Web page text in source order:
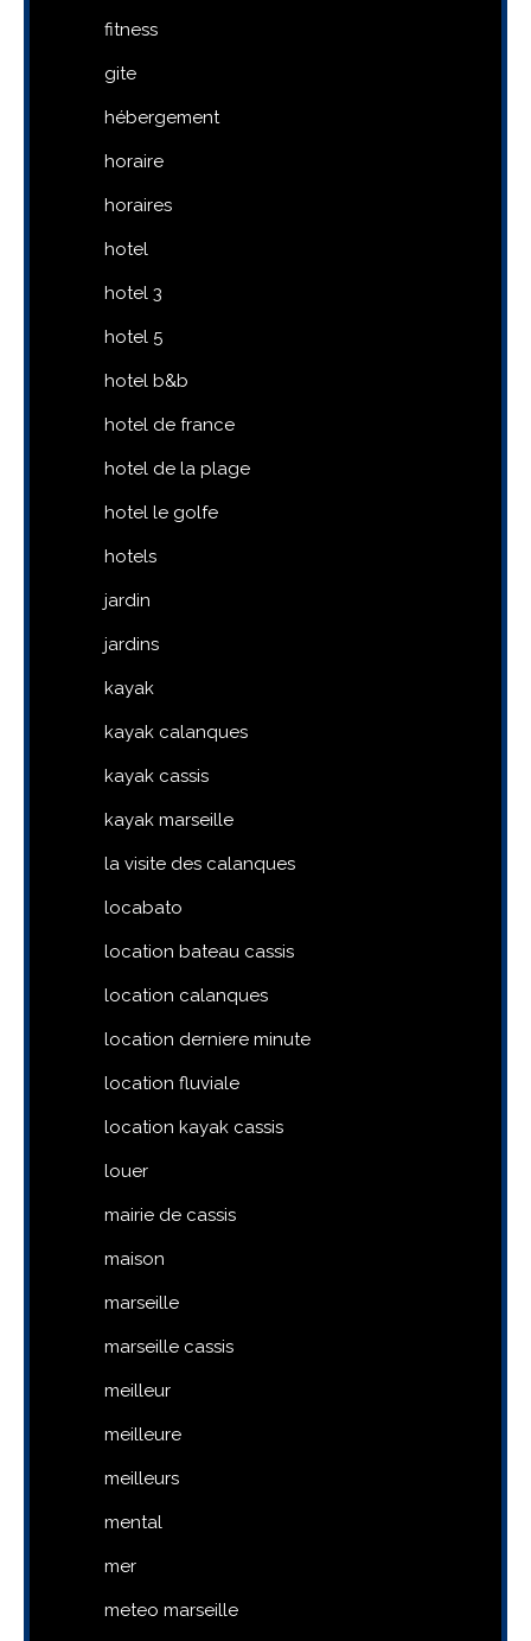
fitness
gite
hébergement
horaire
horaires
hotel
hotel 3
hotel 5
hotel b&b
hotel de france
hotel de la plage
hotel le golfe
hotels
jardin
jardins
kayak
kayak calanques
kayak cassis
kayak marseille
la visite des calanques
locabato
location bateau cassis
location calanques
location derniere minute
location fluviale
location kayak cassis
louer
mairie de cassis
maison
marseille
marseille cassis
meilleur
meilleure
meilleurs
mental
mer
meteo marseille